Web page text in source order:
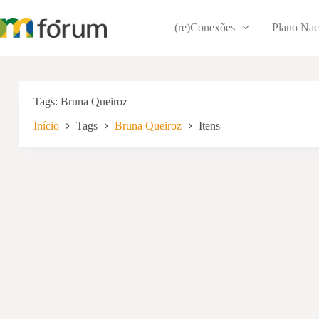
para
o
(re)Conexões Plano
Tags Bruna Queiroz
Início Tags Bruna Queiroz Itens